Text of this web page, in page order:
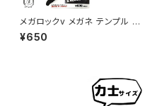
メガロックv メガネ テンプル 調
整 アジャスター 眼鏡 ずり 落ち
防止 固定 めがね ズレ防止
¥650